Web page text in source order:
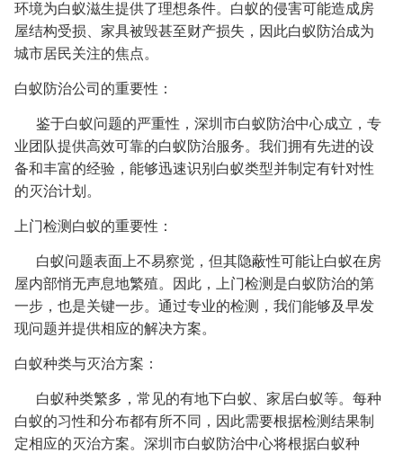
环境为白蚁滋生提供了理想条件。白蚁的侵害可能造成房
屋结构受损、家具被毁甚至财产损失，因此白蚁防治成为
城市居民关注的焦点。
白蚁防治公司的重要性：
鉴于白蚁问题的严重性，深圳市白蚁防治中心成立，专
业团队提供高效可靠的白蚁防治服务。我们拥有先进的设
备和丰富的经验，能够迅速识别白蚁类型并制定有针对性
的灭治计划。
上门检测白蚁的重要性：
白蚁问题表面上不易察觉，但其隐蔽性可能让白蚁在房
屋内部悄无声息地繁殖。因此，上门检测是白蚁防治的第
一步，也是关键一步。通过专业的检测，我们能够及早发
现问题并提供相应的解决方案。
白蚁种类与灭治方案：
白蚁种类繁多，常见的有地下白蚁、家居白蚁等。每种
白蚁的习性和分布都有所不同，因此需要根据检测结果制
定相应的灭治方案。深圳市白蚁防治中心将根据白蚁种